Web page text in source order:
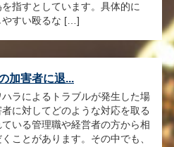
指すとしています。具体的に
やすい殴るな […]
加害者に退...
ラによるトラブルが発生した場
に対してどのような対応を取る
いる管理職や経営者の方から相
ことがあります。その中でも、